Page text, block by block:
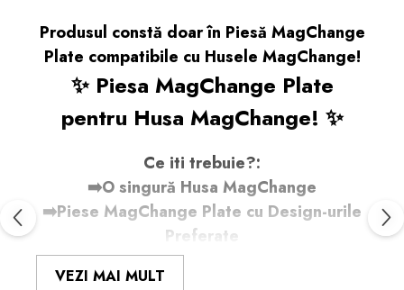
Produsul constă doar în Piesă MagChange
Plate compatibile cu Husele MagChange!
✨ Piesa MagChange Plate
pentru Husa MagChange! ✨
Ce iti trebuie?:
➡️O singură Husa MagChange
➡️Piese MagChange Plate cu Design-urile
Preferate
Cum Funcționează:
VEZI MAI MULT